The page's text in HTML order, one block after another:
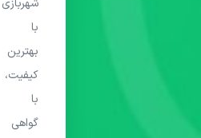
شهربازی
با
بهترین
کیفیت،
با
گواهی